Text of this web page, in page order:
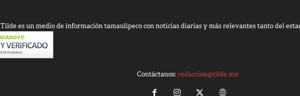
Tilde es un medio de información tamaulipeco con noticias diarias y más relevantes tanto del
Contáctanos:redaccion@tilde.mx